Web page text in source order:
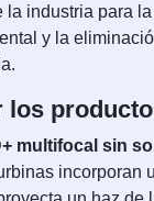
la industria para
y la
los
multifocal sin
incorporan